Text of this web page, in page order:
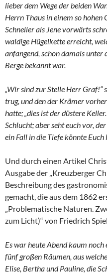
lieber dem Wege der beiden
Herrn Thaus in einem so hohen
Schneller als Jene vorwärts
waldige Hügelkette erreicht,
anfangend, schon damals unter
Berge bekannt war.
„Wir sind zur Stelle Herr Graf!“
trug, und den der Krämer
hatte; „dies ist der düstere
Schlucht; aber seht euch vor,
ein Fall in die Tiefe könnte Euch
Und durch einen Artikel
Ausgabe der „Kreuzberger
Beschreibung des
gemacht, die aus dem 1862
„Problematische Naturen.
zum Licht)“ von Friedrich
Es war heute Abend kaum
fünf großen Räumen, aus
Elise, Bertha und Pauline, die